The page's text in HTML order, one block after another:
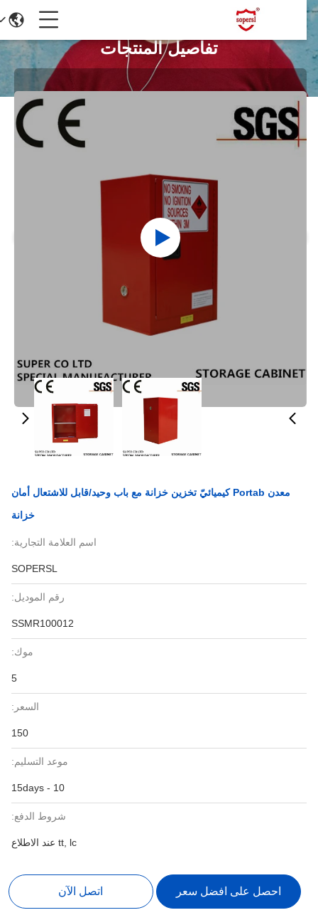
تفاصيل المنتجات
معدن Portab كيميائيّ تخزين خزانة مع باب وحيد/قابل للاشتعال أمان
خزانة
اسم العلامة التجارية:
SOPERSL
رقم الموديل:
SSMR100012
موك:
5
السعر:
150
موعد التسليم:
10 - 15days
شروط الدفع:
tt, lc عند الاطلاع
احصل على افضل سعر اتصل الآن